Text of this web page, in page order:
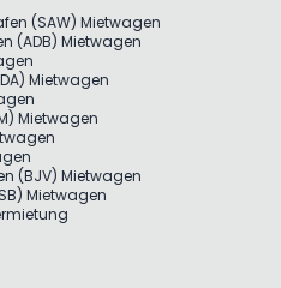
(SAW) Mietwagen
(ADB) Mietwagen
Mietwagen
Mietwagen
(BJV) Mietwagen
Mietwagen